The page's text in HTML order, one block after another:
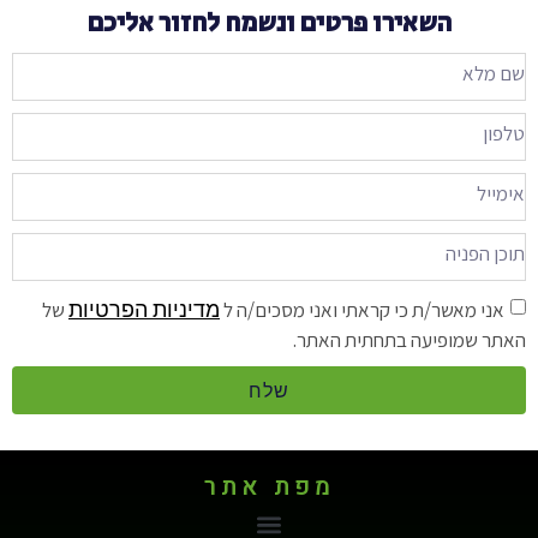
השאירו פרטים ונשמח לחזור אליכם
אני מאשר/ת כי קראתי ואני מסכים/ה למדיניות הפרטיותשל
האתר שמופיעה בתחתית האתר.
שלח
מפת אתר